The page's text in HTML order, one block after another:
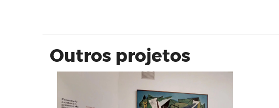
Outros projetos